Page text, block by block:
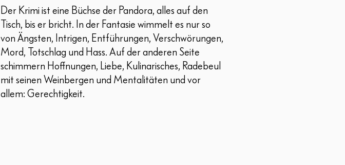
Der Krimi ist eine Büchse der Pandora, alles auf den
Tisch, bis er bricht. In der Fantasie wimmelt es nur so
von Ängsten, Intrigen, Entführungen, Verschwörungen,
Mord, Totschlag und Hass. Auf der anderen Seite
schimmern Hoffnungen, Liebe, Kulinarisches, Radebeul
mit seinen Weinbergen und Mentalitäten und vor
allem: Gerechtigkeit.